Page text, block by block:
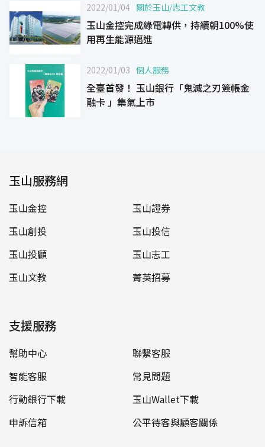
2022/01/04 關於玉山/志工文教
玉山金控完成綠電轉供，持續朝100%使
用再生能源邁進
2022/01/03 個人服務
全臺首發！ 玉山銀行「鬼滅之刃簽帳金
融卡 」集氣上市
玉山服務網
玉山金控
玉山證券
玉山創投
玉山投信
玉山投顧
玉山志工
玉山文教
菁英招募
支援服務
幫助中心
聯繫客服
智能客服
常見問題
行動銀行下載
玉山Wallet下載
申訴信箱
公平待客與顧客關係